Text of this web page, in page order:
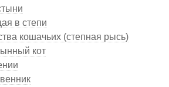
в степи
кошачьих (степная рысь)
кот